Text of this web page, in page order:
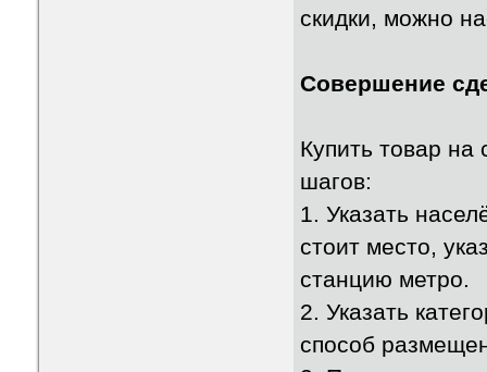
скидки, можно
Совершение
Купить товар на
шагов:
1. Указать
стоит место,
станцию метро.
2. Указать
способ